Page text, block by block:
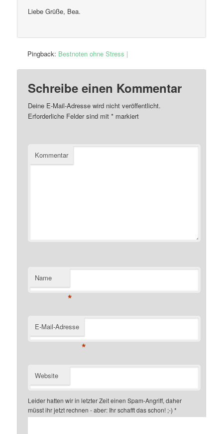
Liebe Grüße, Bea.
Pingback: Bestnoten ohne Stress |
Schreibe einen Kommentar
Deine E-Mail-Adresse wird nicht veröffentlicht.
Erforderliche Felder sind mit* markiert
Kommentar
Name
*
E-Mail-Adresse
*
Website
Leider hatten wir in letzter Zeit einen Spam-Angriff, daher
müsst ihr jetzt rechnen - aber: Ihr schafft das schon! ;-) *